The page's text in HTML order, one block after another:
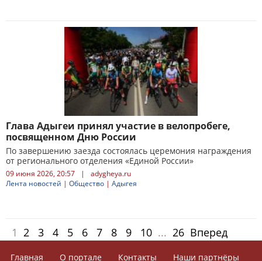
Глава Адыгеи принял участие в велопробеге,
посвященном Дню России
По завершению заезда состоялась церемония награждения
от регионального отделения «Единой России»
09 июня 2026, 20:57 |
adygheya.ru
Лента новостей | Общество | Адыгея
1 2 3 4 5 6 7 8 9 10 ... 26 Вперед
Главная О портале Контакты Наши партнёры